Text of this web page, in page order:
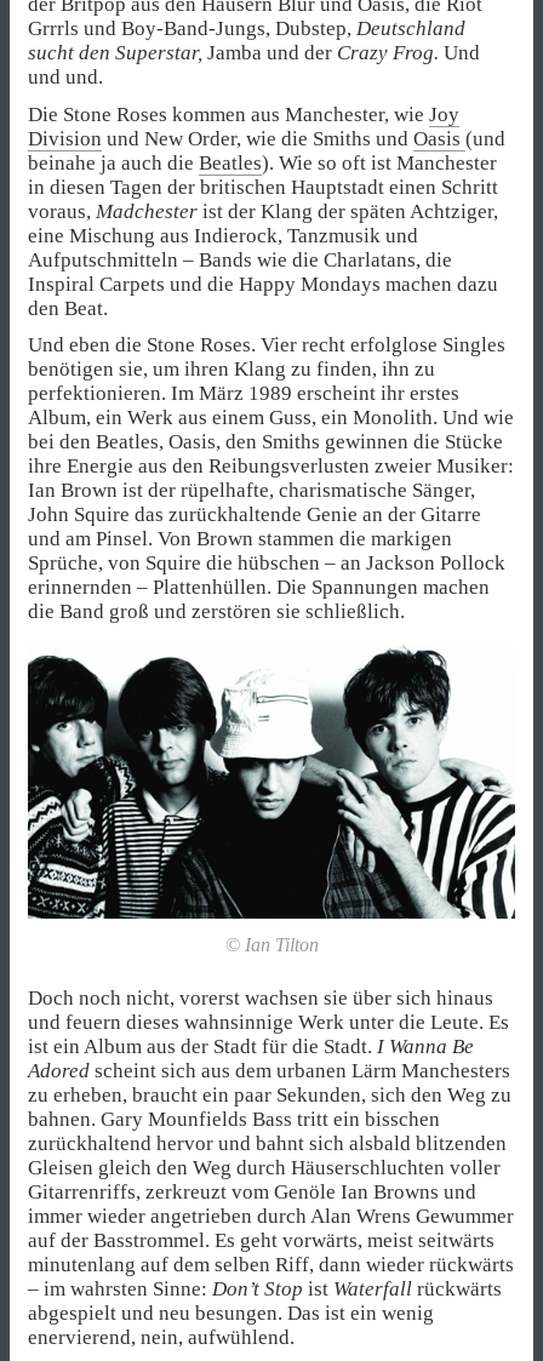
der Britpop aus den Häusern Blur und Oasis, die Riot
Grrrls und Boy-Band-Jungs, Dubstep, Deutschland
sucht den Superstar, Jamba und der Crazy Frog. Und
und und.
Die Stone Roses kommen aus Manchester, wie Joy
Division und New Order, wie die Smiths und Oasis (und
beinahe ja auch die Beatles). Wie so oft ist Manchester
in diesen Tagen der britischen Hauptstadt einen Schritt
voraus, Madchester ist der Klang der späten Achtziger,
eine Mischung aus Indierock, Tanzmusik und
Aufputschmitteln – Bands wie die Charlatans, die
Inspiral Carpets und die Happy Mondays machen dazu
den Beat.
Und eben die Stone Roses. Vier recht erfolglose Singles
benötigen sie, um ihren Klang zu finden, ihn zu
perfektionieren. Im März 1989 erscheint ihr erstes
Album, ein Werk aus einem Guss, ein Monolith. Und wie
bei den Beatles, Oasis, den Smiths gewinnen die Stücke
ihre Energie aus den Reibungsverlusten zweier Musiker:
Ian Brown ist der rüpelhafte, charismatische Sänger,
John Squire das zurückhaltende Genie an der Gitarre
und am Pinsel. Von Brown stammen die markigen
Sprüche, von Squire die hübschen – an Jackson Pollock
erinnernden – Plattenhüllen. Die Spannungen machen
die Band groß und zerstören sie schließlich.
© Ian Tilton
Doch noch nicht, vorerst wachsen sie über sich hinaus
und feuern dieses wahnsinnige Werk unter die Leute. Es
ist ein Album aus der Stadt für die Stadt. I Wanna Be
Adored scheint sich aus dem urbanen Lärm Manchesters
zu erheben, braucht ein paar Sekunden, sich den Weg zu
bahnen. Gary Mounfields Bass tritt ein bisschen
zurückhaltend hervor und bahnt sich alsbald blitzenden
Gleisen gleich den Weg durch Häuserschluchten voller
Gitarrenriffs, zerkreuzt vom Genöle Ian Browns und
immer wieder angetrieben durch Alan Wrens Gewummer
auf der Basstrommel. Es geht vorwärts, meist seitwärts
minutenlang auf dem selben Riff, dann wieder rückwärts
– im wahrsten Sinne: Don’t Stop ist Waterfall rückwärts
abgespielt und neu besungen. Das ist ein wenig
enervierend, nein, aufwühlend.